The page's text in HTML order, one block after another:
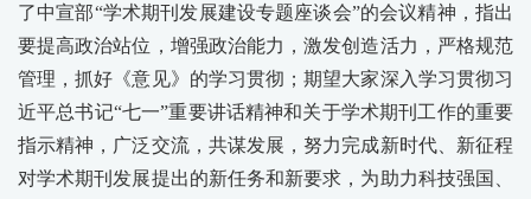
了中宣部“学术期刊发展建设专题座谈会”的会议精神，指出
要提高政治站位，增强政治能力，激发创造活力，严格规范
管理，抓好《意见》的学习贯彻；期望大家深入学习贯彻习
近平总书记“七一”重要讲话精神和关于学术期刊工作的重要
指示精神，广泛交流，共谋发展，努力完成新时代、新征程
对学术期刊发展提出的新任务和新要求，为助力科技强国、